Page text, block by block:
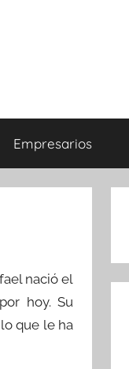
Empresarios
nació el
hoy. Su
que le ha